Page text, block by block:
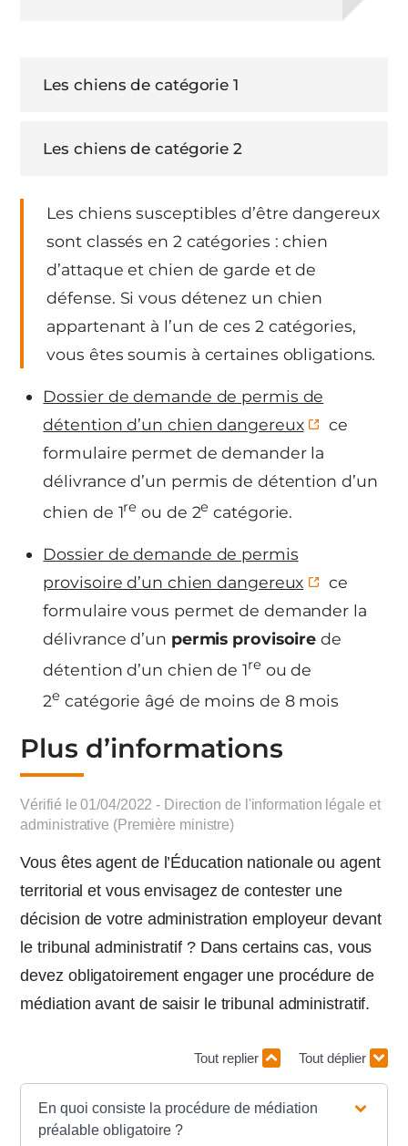
Les chiens susceptibles d’être dangereux
sont classés en 2 catégories : chien
d’attaque et chien de garde et de
défense. Si vous détenez un chien
appartenant à l’un de ces 2 catégories,
vous êtes soumis à certaines obligations.
Dossier de demande de permis de
détention d’un chien dangereux
ce
formulaire permet de demander la
délivrance d’un permis de détention d’un
chien de 1re ou de 2e catégorie.
Dossier de demande de permis
provisoire d’un chien dangereux
ce
formulaire vous permet de demander la
délivrance d’un permis provisoire de
détention d’un chien de 1re ou de
2e catégorie âgé de moins de 8 mois
Plus d’informations
Vérifié le 01/04/2022 - Direction de l'information légale et
administrative (Première ministre)
Vous êtes agent de l’Éducation nationale ou agent
territorial et vous envisagez de contester une
décision de votre administration employeur devant
le tribunal administratif ? Dans certains cas, vous
devez obligatoirement engager une procédure de
médiation avant de saisir le tribunal administratif.
Tout replier Tout déplier
En quoi consiste la procédure de médiation
préalable obligatoire ?
Les chiens de catégorie 1
Les chiens de catégorie 2